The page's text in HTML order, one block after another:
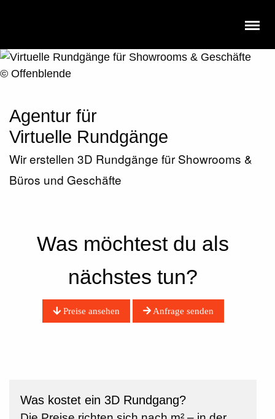
Agentur für
Virtuelle Rundgänge
Wir erstellen 3D Rundgänge für Showrooms &
Büros und Geschäfte
Was möchtest du als
nächstes tun?
Preise ansehen Anfrage senden
Was kostet ein 3D Rundgang?